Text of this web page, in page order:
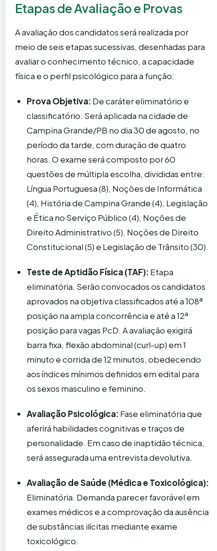
Etapas de Avaliação e Provas
A avaliação dos candidatos será realizada por
meio de seis etapas sucessivas, desenhadas para
avaliar o conhecimento técnico, a capacidade
física e o perfil psicológico para a função:
Prova Objetiva: De caráter eliminatório e
classificatório. Será aplicada na cidade de
Campina Grande/PB no dia 30 de agosto, no
período da tarde, com duração de quatro
horas. O exame será composto por 60
questões de múltipla escolha, divididas entre:
Língua Portuguesa (8), Noções de Informática
(4), História de Campina Grande (4), Legislação
e Ética no Serviço Público (4), Noções de
Direito Administrativo (5), Noções de Direito
Constitucional (5) e Legislação de Trânsito (30).
Teste de Aptidão Física (TAF): Etapa
eliminatória. Serão convocados os candidatos
aprovados na objetiva classificados até a 108ª
posição na ampla concorrência e até a 12ª
posição para vagas PcD. A avaliação exigirá
barra fixa, flexão abdominal (curl-up) em 1
minuto e corrida de 12 minutos, obedecendo
aos índices mínimos definidos em edital para
os sexos masculino e feminino.
Avaliação Psicológica: Fase eliminatória que
aferirá habilidades cognitivas e traços de
personalidade. Em caso de inaptidão técnica,
será assegurada uma entrevista devolutiva.
Avaliação de Saúde (Médica e Toxicológica):
Eliminatória. Demanda parecer favorável em
exames médicos e a comprovação da ausência
de substâncias ilícitas mediante exame
toxicológico.